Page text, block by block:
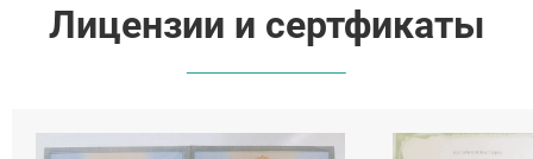
Лицензии и сертфикаты